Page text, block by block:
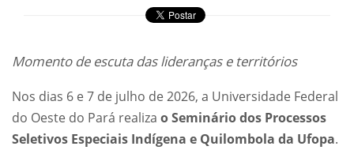
Momento de escuta das lideranças e territórios
Nos dias 6 e 7 de julho de 2026, a Universidade Federal
do Oeste do Pará realiza o Seminário dos Processos
Seletivos Especiais Indígena e Quilombola da Ufopa.